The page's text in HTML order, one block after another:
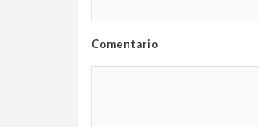
Comentario